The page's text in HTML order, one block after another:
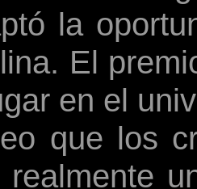
la
El
en el
que los
realmente